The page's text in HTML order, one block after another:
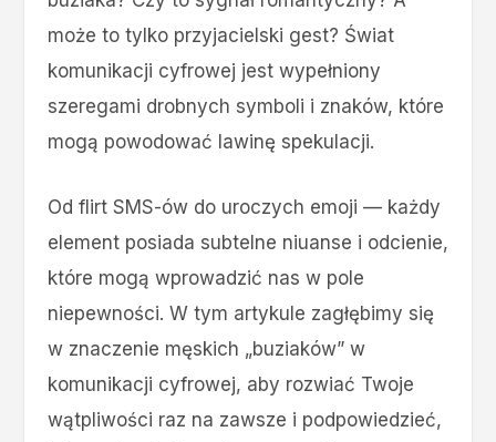
może to tylko przyjacielski gest? Świat
komunikacji cyfrowej jest wypełniony
szeregami drobnych symboli i znaków, które
mogą powodować lawinę spekulacji.
Od flirt SMS-ów do uroczych emoji — każdy
element posiada subtelne niuanse i odcienie,
które mogą wprowadzić nas w pole
niepewności. W tym artykule zagłębimy się
w znaczenie męskich „buziaków” w
komunikacji cyfrowej, aby rozwiać Twoje
wątpliwości raz na zawsze i podpowiedzieć,